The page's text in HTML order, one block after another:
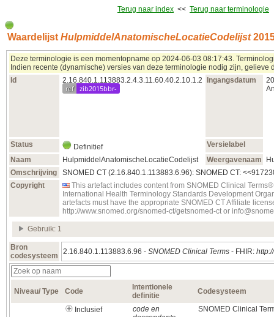
Terug naar index << Terug naar terminologie
Waardelijst HulpmiddelAnatomischeLocatieCodelijst
Deze terminologie is een momentopname op 2024‑06‑03 08:17:43.
Indien recente (dynamische) versies van deze terminologie nodig zijn, gelieve
Id
2.16.840.1.113883.2.4.3.11.60.40.2.10.1.2
ref zib2015bbr-
Ingangsdatum
Status Definitief
Versielabel
Naam
HulpmiddelAnatomischeLocatieCodelijst Weergavenaam
Omschrijving
SNOMED CT (2.16.840.1.113883.6.96): SNOMED CT:
Copyright
This artefact includes content from SNOMED Clinical
International Health Terminology Standards Development
artefacts must have the appropriate SNOMED CT Affiliate
http://www.snomed.org/snomed-ct/getsnomed-ct or
Gebruik: 1
Bron
codesysteem
2.16.840.1.113883.6.96 - SNOMED Clinical Terms - FHIR:
Niveau/ Type Code
Intentionele
definitie
Codesysteem
Inclusief
code en
SNOMED Clinical